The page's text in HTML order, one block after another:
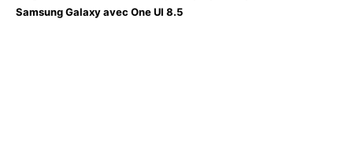
Samsung Galaxy avec One UI 8.5